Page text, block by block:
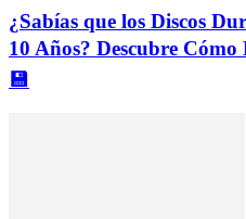
¿Sabías que los Discos
10 Años? Descubre
💾